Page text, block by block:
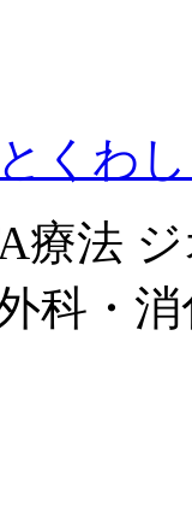
くわ
療法
科・